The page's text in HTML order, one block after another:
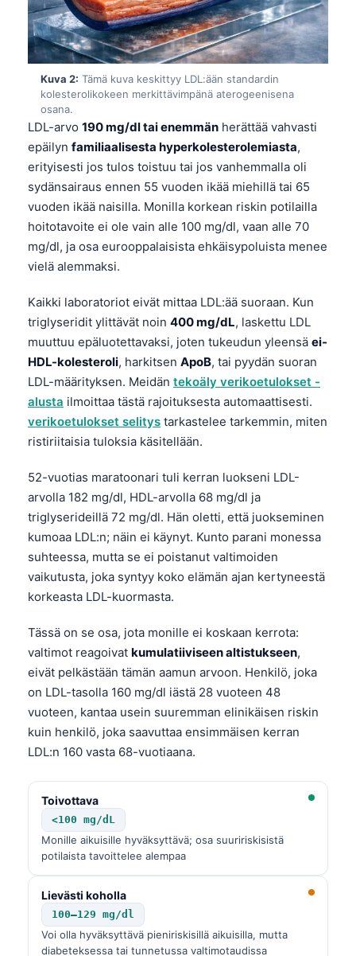
Kuva 2: Tämä kuva keskittyy LDL:ään standardin
kolesterolikokeen merkittävimpänä aterogeenisena
osana.
LDL-arvo 190 mg/dl tai enemmän herättää vahvasti
epäilyn familiaalisesta hyperkolesterolemiasta,
erityisesti jos tulos toistuu tai jos vanhemmalla oli
sydänsairaus ennen 55 vuoden ikää miehillä tai 65
vuoden ikää naisilla. Monilla korkean riskin potilailla
hoitotavoite ei ole vain alle 100 mg/dl, vaan alle 70
mg/dl, ja osa eurooppalaisista ehkäisypoluista menee
vielä alemmaksi.
Kaikki laboratoriot eivät mittaa LDL:ää suoraan. Kun
triglyseridit ylittävät noin 400 mg/dL, laskettu LDL
muuttuu epäluotettavaksi, joten tukeudun yleensä ei-
HDL-kolesteroli, harkitsen ApoB, tai pyydän suoran
LDL-määrityksen. Meidän tekoäly verikoetulokset -
alusta ilmoittaa tästä rajoituksesta automaattisesti.
verikoetulokset selitys tarkastelee tarkemmin, miten
ristiriitaisia tuloksia käsitellään.
52-vuotias maratoonari tuli kerran luokseni LDL-
arvolla 182 mg/dl, HDL-arvolla 68 mg/dl ja
triglyserideillä 72 mg/dl. Hän oletti, että juokseminen
kumoaa LDL:n; näin ei käynyt. Kunto parani monessa
suhteessa, mutta se ei poistanut valtimoiden
vaikutusta, joka syntyy koko elämän ajan kertyneestä
korkeasta LDL-kuormasta.
Tässä on se osa, jota monille ei koskaan kerrota:
valtimot reagoivat kumulatiiviseen altistukseen,
eivät pelkästään tämän aamun arvoon. Henkilö, joka
on LDL-tasolla 160 mg/dl iästä 28 vuoteen 48
vuoteen, kantaa usein suuremman elinikäisen riskin
kuin henkilö, joka saavuttaa ensimmäisen kerran
LDL:n 160 vasta 68-vuotiaana.
Toivottava
<100 mg/dL
Monille aikuisille hyväksyttävä; osa suuririskisistä
potilaista tavoittelee alempaa
Lievästi koholla
100–129 mg/dl
Voi olla hyväksyttävä pieniriskisillä aikuisilla, mutta
diabeteksessa tai tunnetussa valtimotaudissa